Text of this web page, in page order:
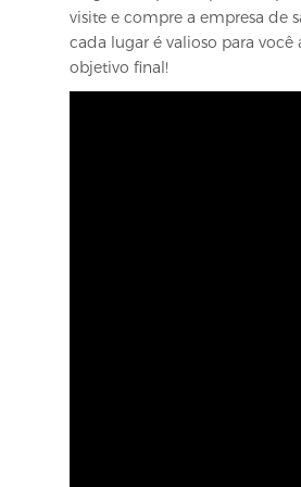
visite e compre a empresa de
cada lugar é valioso para você
objetivo final!